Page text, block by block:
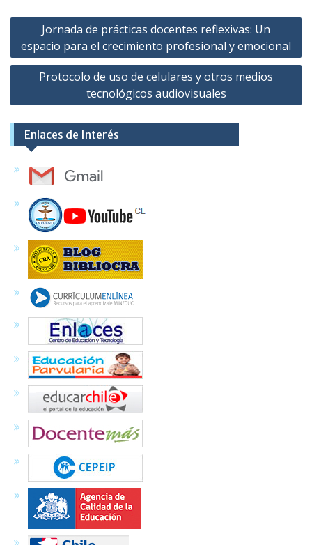
Navegación
de
entradas
Jornada de prácticas docentes reflexivas: Un
espacio para el crecimiento profesional y emocional
Protocolo de uso de celulares y otros medios
tecnológicos audiovisuales
Enlaces de Interés